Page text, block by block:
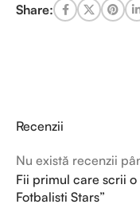
Share:
Recenzii
Nu există recenzii
Fii primul care scrii
Fotbalisti Stars”